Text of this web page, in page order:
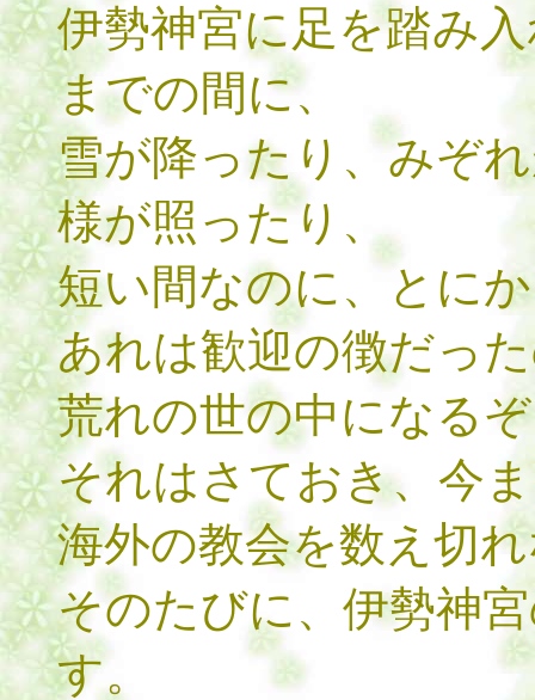
伊勢神宮に足を踏み
までの間に、
雪が降ったり、みぞ
様が照ったり、
短い間なのに、とに
あれは歓迎の徴だっ
荒れの世の中になる
それはさておき、今
海外の教会を数え切
そのたびに、伊勢神
す。